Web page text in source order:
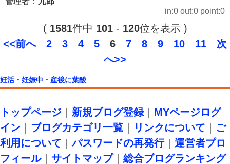
in:0 out:0 point:0
( 1581件中 101- 120位を表示 )
<<前へ
2 3 4 5 6 7 8 9 10 11
次
へ>>
妊活・妊娠中・産後に葉酸
トップページ 新規ブログ登録｜ MYページログ
イン
ブログカテゴリ一覧 リンクについて
ご
利用について ｜パスワードの再発行｜ 運営者プロ
フィール｜ サイトマップ｜ 総合ブログランキング